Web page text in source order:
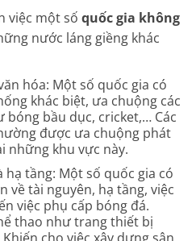
việc một sốquốc gia không
nước láng giềng khác
hóa: Một số quốc gia có
khác biệt, ưa chuộng các
bầu dục, cricket,… Các
được ưa chuộng phát
những khu vực này.
hạ tầng: Một số quốc gia có
về tài nguyên, hạ tầng, việc
việc phụ cấp bóng đá.
thao như trang thiết bị